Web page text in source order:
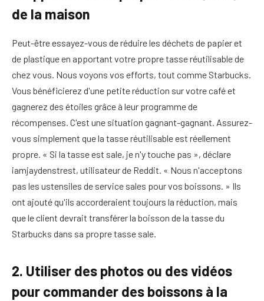
de la maison
Peut-être essayez-vous de réduire les déchets de papier et
de plastique en apportant votre propre tasse réutilisable de
chez vous. Nous voyons vos efforts, tout comme Starbucks.
Vous bénéficierez d'une petite réduction sur votre café et
gagnerez des étoiles grâce à leur programme de
récompenses. C'est une situation gagnant-gagnant. Assurez-
vous simplement que la tasse réutilisable est réellement
propre. « Si la tasse est sale, je n'y touche pas », déclare
iamjaydenstrest, utilisateur de Reddit. « Nous n'acceptons
pas les ustensiles de service sales pour vos boissons. » Ils
ont ajouté qu'ils accorderaient toujours la réduction, mais
que le client devrait transférer la boisson de la tasse du
Starbucks dans sa propre tasse sale.
2. Utiliser des photos ou des vidéos
pour commander des boissons à la